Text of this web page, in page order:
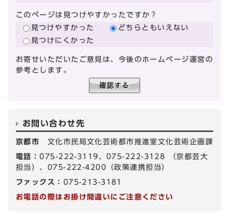
このページは見つけやすかったですか？
見つけやすかった
どちらともいえない
見つけにくかった
お寄せいただいたご意見は、今後のホームページ運営の
参考とします。
お問い合わせ先
京都市 文化市民局文化芸術都市推進室文化芸術企画課
電話：075-222-3119、075-222-3128 （京都芸大
担当）、075-222-4200（政策連携担当）
ファックス： 075-213-3181
お電話の際はお掛け間違いにご注意ください